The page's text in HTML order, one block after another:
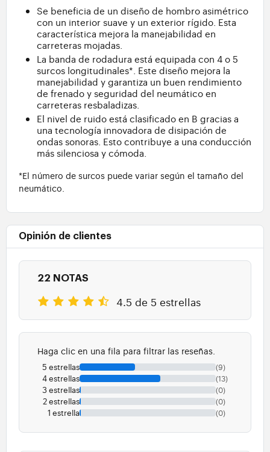
Se beneficia de un diseño de hombro asimétrico
con un interior suave y un exterior rígido. Esta
característica mejora la manejabilidad en
carreteras mojadas.
La banda de rodadura está equipada con 4 o 5
surcos longitudinales*. Este diseño mejora la
manejabilidad y garantiza un buen rendimiento
de frenado y seguridad del neumático en
carreteras resbaladizas.
El nivel de ruido está clasificado en B gracias a
una tecnología innovadora de disipación de
ondas sonoras. Esto contribuye a una conducción
más silenciosa y cómoda.
*El número de surcos puede variar según el tamaño del
neumático.
Opinión de clientes
22 NOTAS
4.5 de 5 estrellas
Haga clic en una fila para filtrar las reseñas.
5 estrellas (9)
4 estrellas (13)
3 estrellas (0)
2 estrellas (0)
1 estrella (0)